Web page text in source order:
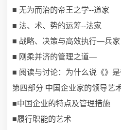
■ 无为而治的帝王之学--道家
■ 法、术、势的运筹--法家
■ 战略、决策与高效执行—兵家
■ 刚柔并济的管理之道—
■ 阅读与讨论：为什么说《》是
第四部分 中国企业家的领导艺
■中国企业的特点及管理措施
■履行职能的艺术